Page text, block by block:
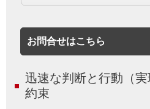
お問合せはこちら
迅速な判断と行動（
約束